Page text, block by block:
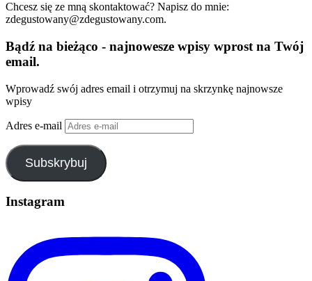
Chcesz się ze mną skontaktować? Napisz do mnie:
zdegustowany@zdegustowany.com.
Bądź na bieżąco - najnowesze wpisy wprost na Twój
email.
Wprowadź swój adres email i otrzymuj na skrzynkę najnowsze
wpisy
Adres e-mail
Subskrybuj
Instagram